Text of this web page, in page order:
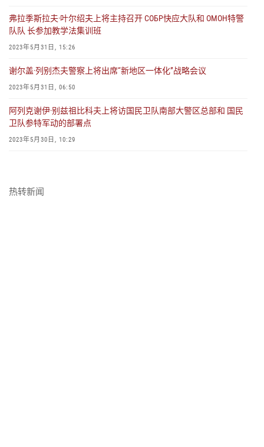
弗拉季斯拉夫·叶尔绍夫上将主持召开 СОБР快应大队和 ОМОН特警
队队 长参加教学法集训班
2023年5月31日, 15:26
谢尔盖·列别杰夫警察上将出席“新地区一体化”战略会议
2023年5月31日, 06:50
阿列克谢伊·别兹祖比科夫上将访国民卫队南部大警区总部和 国民
卫队参特军动的部署点
2023年5月30日, 10:29
热转新闻